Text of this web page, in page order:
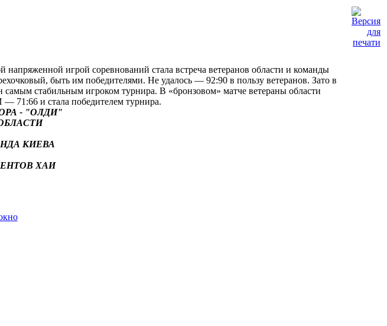
игрой соревнований стала встреча ветеранов области и команды
быть им победителями. Не удалось — 92:90 в пользу ветеранов. Зато в
стабильным игроком турнира. В «бронзовом» матче ветераны области
71:66 и стала победителем турнира.
- "ОЛДИ"
КИЕВА
ХАИ